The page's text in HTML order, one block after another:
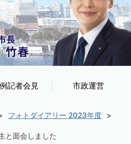
記者会見 市政運営
フォトダイアリー 2023年度
と面会しました